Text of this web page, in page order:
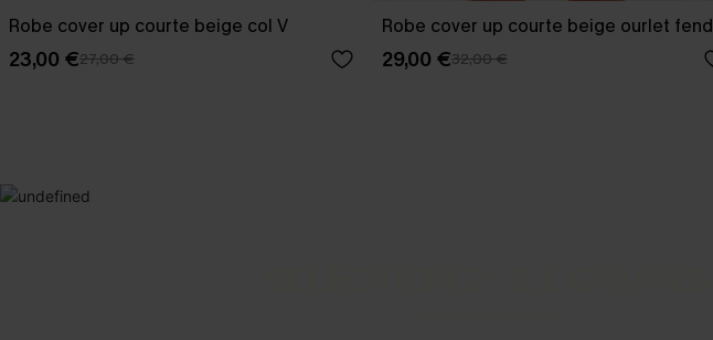
Robe cover up courte beige col V
23,00 €27,00 €
Robe cover up courte beige ourlet
29,00 €32,00 €